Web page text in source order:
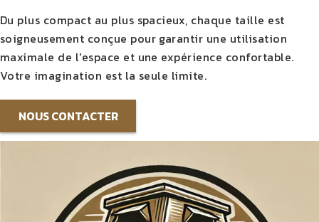
Du plus compact au plus spacieux, chaque taille est
soigneusement conçue pour garantir une utilisation
maximale de l'espace et une expérience confortable.
Votre imagination est la seule limite.
NOUS CONTACTER